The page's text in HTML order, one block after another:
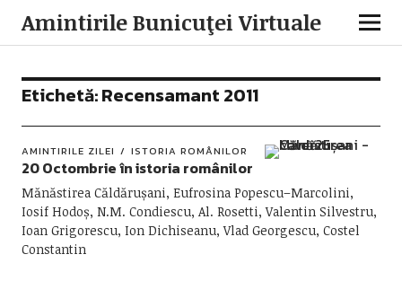
Amintirile Bunicuţei Virtuale
Etichetă:Recensamant 2011
AMINTIRILE ZILEI ISTORIA ROMÂNILOR
20 Octombrie în istoria românilor
Mănăstirea Căldărușani, Eufrosina Popescu–Marcolini,
Iosif Hodoș, N.M. Condiescu, Al. Rosetti, Valentin Silvestru,
Ioan Grigorescu, Ion Dichiseanu, Vlad Georgescu, Costel
Constantin